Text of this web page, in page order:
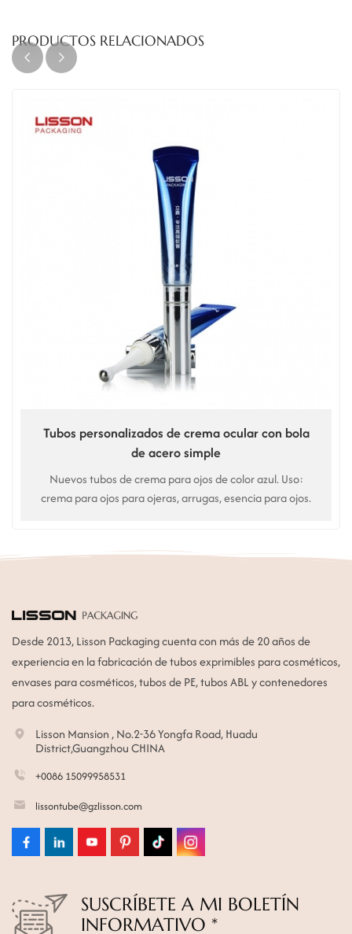
PRODUCTOS RELACIONADOS
Tubos personalizados de crema ocular con bola
de acero simple
Nuevos tubos de crema para ojos de color azul. Uso:
crema para ojos para ojeras, arrugas, esencia para ojos.
Desde 2013, Lisson Packaging cuenta con más de 20 años de
experiencia en la fabricación de tubos exprimibles para cosméticos,
envases para cosméticos, tubos de PE, tubos ABL y contenedores
para cosméticos.
Lisson Mansion , No.2-36 Yongfa Road, Huadu
District,Guangzhou CHINA
+0086 15099958531
lissontube@gzlisson.com
SUSCRÍBETE A MI BOLETÍN
INFORMATIVO *